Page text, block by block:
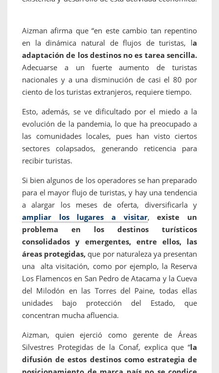
Aizman afirma que “en este cambio tan repentino
en la dinámica natural de flujos de turistas, la
adaptación de los destinos no es tarea sencilla.
Adecuarse a un fuerte aumento de turistas
nacionales y a una disminución de casi el 80 por
ciento de los turistas extranjeros, requiere tiempo.
Esto, además, se ve dificultado por el miedo a la
evolución de la pandemia, lo que ha preocupado a
las comunidades locales, pues han visto ciertos
sectores colapsados, generando reticencia para
recibir turistas.
Si bien algunos de los operadores se han preparado
para el mayor flujo de turistas, y hay una tendencia
a alargar los meses de oferta, diversificarla y
ampliar los lugares a visitar,existe un
problema en los destinos turísticos
consolidados y emergentes, entre ellos, las
áreas protegidas, que por naturaleza ya presentan
una alta visitación, como por ejemplo, la Reserva
Los Flamencos en San Pedro de Atacama y la Cueva
del Milodón en las Torres del Paine, todas ellas
unidades bajo protección del Estado, que
concentran mucha afluencia.
Aizman, quien ejerció como gerente de Áreas
Silvestres Protegidas de la Conaf, explica que “la
difusión de estos destinos como estrategia de